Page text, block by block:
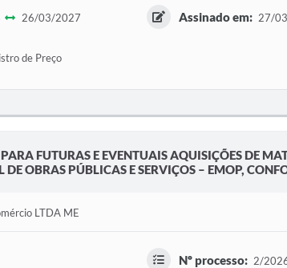
26/03/2027 Assinado em: 27/
de Preço
FUTURAS E EVENTUAIS AQUISIÇÕES DE
OBRAS PÚBLICAS E SERVIÇOS – EMOP,
LTDA ME
Nº processo: 2/